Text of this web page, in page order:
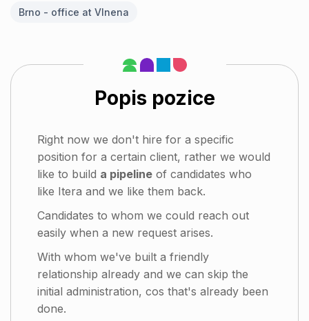
Brno - office at Vlnena
Popis pozice
Right now we don't hire for a specific
position for a certain client, rather we would
like to build a pipelineof candidates who
like Itera and we like them back.
Candidates to whom we could reach out
easily when a new request arises.
With whom we've built a friendly
relationship already and we can skip the
initial administration, cos that's already been
done.